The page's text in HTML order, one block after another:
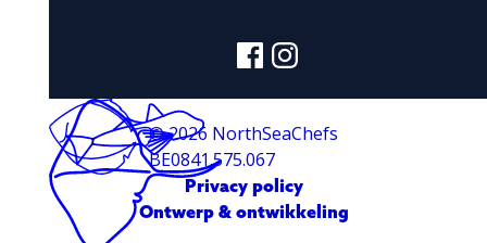
©2026 NorthSeaChefs
BE0841.575.067
Privacy policy
Ontwerp & ontwikkeling